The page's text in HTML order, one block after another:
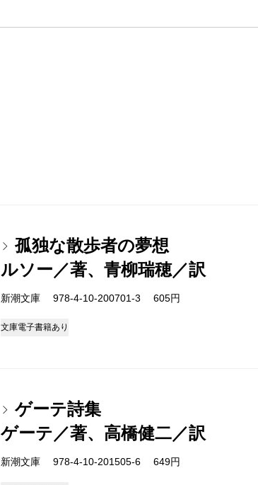
孤独な散歩者の夢想
ルソー／著、青柳瑞穂／訳
新潮文庫 978-4-10-200701-3 605円
文庫電子書籍あり
ゲーテ詩集
ゲーテ／著、高橋健二／訳
新潮文庫 978-4-10-201505-6 649円